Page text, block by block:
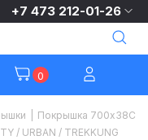
+7 473 212-01-26
0
Покрышка 700x38C
/ URBAN / TREKKUNG